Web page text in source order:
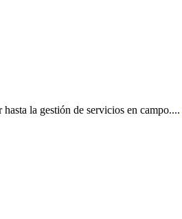
la gestión de servicios en campo....